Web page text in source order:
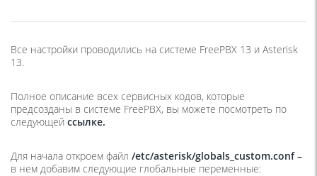
Все настройки проводились на системе FreePBX 13 и Asterisk
13.
Полное описание всех сервисных кодов, которые
предсозданы в системе FreePBX, вы можете посмотреть по
следующей ссылке.
Для начала откроем файл /etc/asterisk/globals custom.conf–
в нем добавим следующие глобальные переменные: